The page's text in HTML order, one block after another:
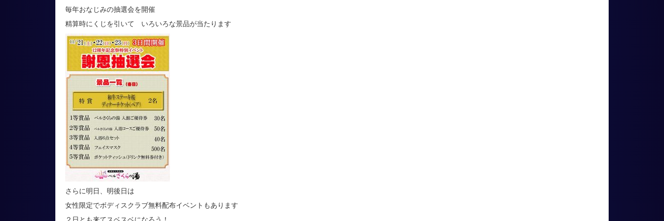
毎年おなじみの抽選会を開催
精算時にくじを引いて いろいろな景品が当たります
さらに明日、明後日は
女性限定でボディスクラブ無料配布イベントもあります